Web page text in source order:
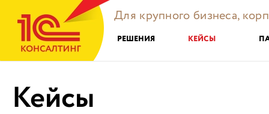
Для крупного бизнеса,
РЕШЕНИЯ КЕЙСЫ
Кейсы